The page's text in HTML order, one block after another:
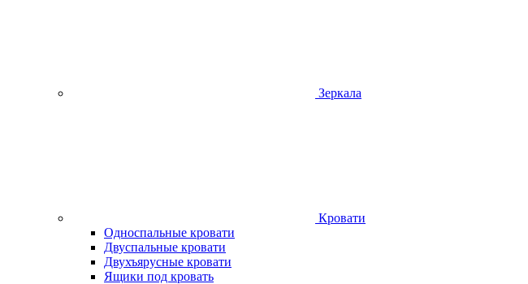
Зеркала
Кровати
Односпальные кровати
Двуспальные кровати
Двухъярусные кровати
Ящики под кровать